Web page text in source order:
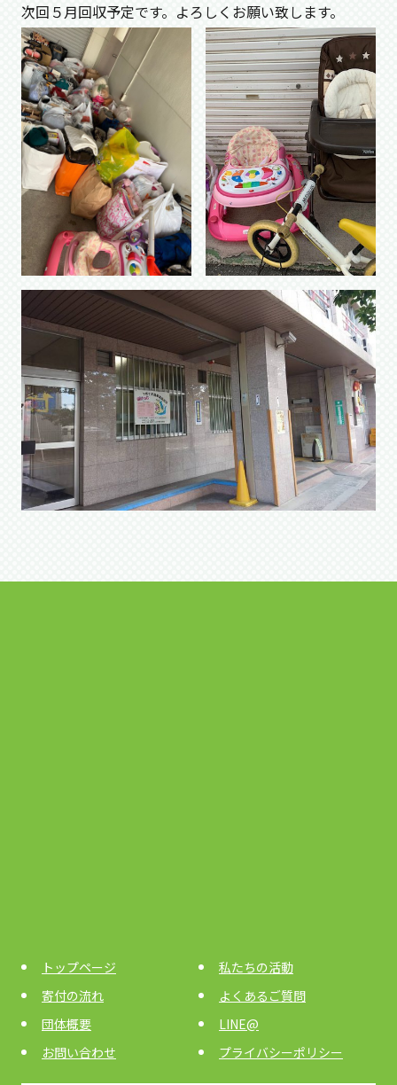
次回５月回収予定です。よろしくお願い致します。
トップページ
私たちの活動
寄付の流れ
よくあるご質問
団体概要
LINE@
お問い合わせ
プライバシーポリシー